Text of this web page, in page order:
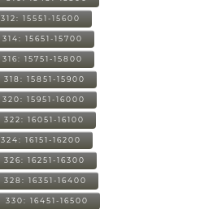
312: 15551-15600
314: 15651-15700
316: 15751-15800
318: 15851-15900
320: 15951-16000
322: 16051-16100
324: 16151-16200
326: 16251-16300
328: 16351-16400
330: 16451-16500